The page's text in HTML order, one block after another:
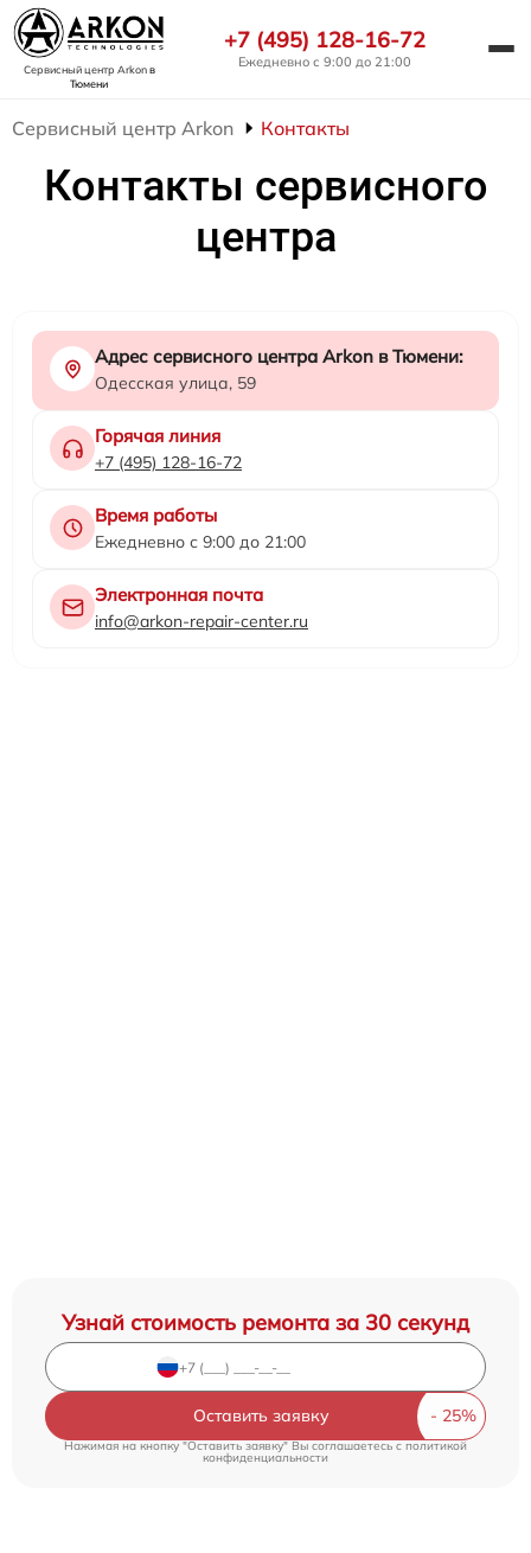
Сервисный центр Arkonв
Тюмени
+7 (495) 128-16-72
Ежедневно с 9:00 до 21:00
Сервисный центр Arkon Контакты
Контакты сервисного
центра
Адрес сервисного центра Arkon в Тюмени:
Одесская улица, 59
Горячая линия
+7 (495) 128-16-72
Время работы
Ежедневно с 9:00 до 21:00
Электронная почта
info@arkon-repair-center.ru
Узнай стоимость ремонта за 30 секунд
Оставить заявку
Нажимая на кнопку "Оставить заявку" Вы соглашаетесь c политикой
конфиденциальности